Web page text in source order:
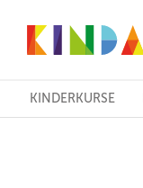
KINDERKURSE